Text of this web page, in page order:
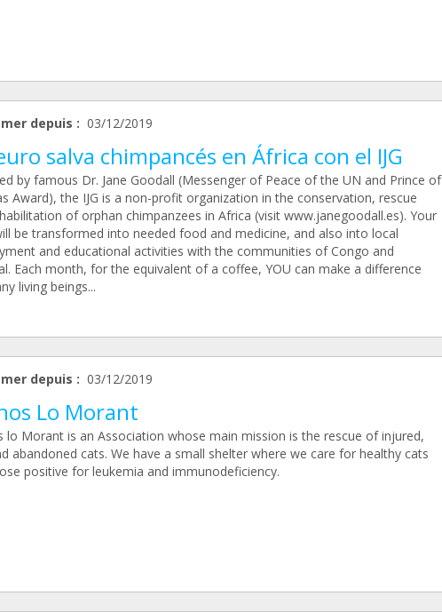
depuis : 03/12/2019
salva chimpancés en África con el IJG
by famous Dr. Jane Goodall (Messenger of Peace of the UN and Prince of
Award), the IJG is a non-profit organization in the conservation, rescue
of orphan chimpanzees in Africa (visit www.janegoodall.es). Your
be transformed into needed food and medicine, and also into local
and educational activities with the communities of Congo and
Each month, for the equivalent of a coffee, YOU can make a difference
living beings...
depuis : 03/12/2019
Lo Morant
lo Morant is an Association whose main mission is the rescue of injured,
abandoned cats. We have a small shelter where we care for healthy cats
positive for leukemia and immunodeficiency.